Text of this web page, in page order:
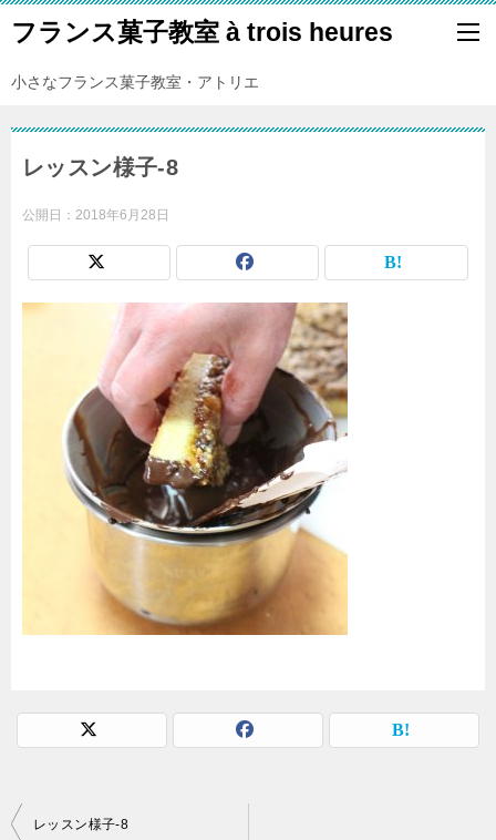
フランス菓子教室 à trois heures
小さなフランス菓子教室・アトリエ
レッスン様子-8
公開日： 2018年6月28日
投
レッスン様子-8